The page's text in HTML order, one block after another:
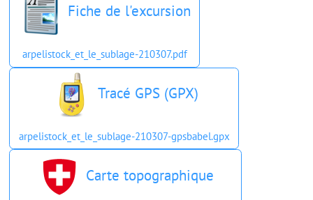
Fiche de l'excursion
arpelistock_et_le_sublage-210307.pdf
Tracé GPS (GPX)
arpelistock_et_le_sublage-210307-gpsbabel.gpx
Carte topographique